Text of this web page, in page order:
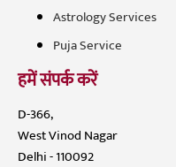
Astrology Services
Puja Service
हमें संपर्क करें
D-366,
West Vinod Nagar
Delhi - 110092